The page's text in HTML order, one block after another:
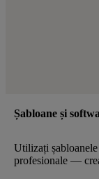
Șabloane și
Utilizați
profesionale —